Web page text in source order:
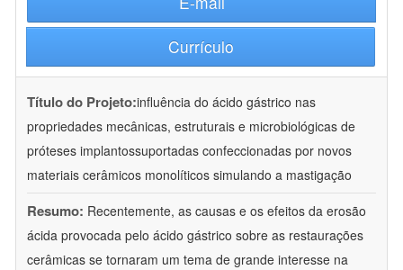
Currículo
Título do Projeto:influência do ácido gástrico nas
propriedades mecânicas, estruturais e microbiológicas de
próteses implantossuportadas confeccionadas por novos
materiais cerâmicos monolíticos simulando a mastigação
Resumo: Recentemente, as causas e os efeitos da erosão
ácida provocada pelo ácido gástrico sobre as restaurações
cerâmicas se tornaram um tema de grande interesse na